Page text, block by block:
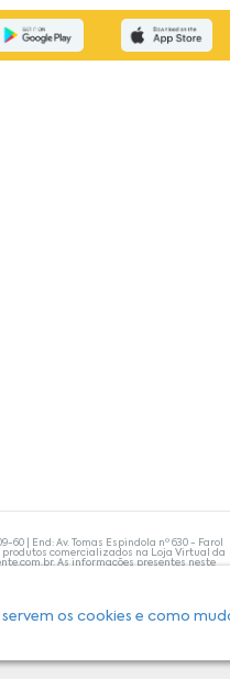
os cookies e como
60 | End: Av. Tomas Espindola nº 630 - Farol
produtos comercializados na Loja Virtual da
. As informações presentes neste
o médico está capacitado para
Permanente trabalha com as
dos clientes são compromissos da